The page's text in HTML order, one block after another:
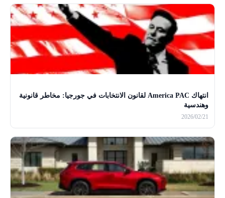
انتهاك America PAC لقانون الانتخابات في جورجيا: مخاطر قانونية
وهندسية
2026/02/21